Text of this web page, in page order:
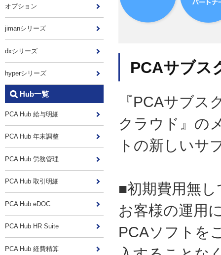
オプション
jimanシリーズ
dxシリーズ
hyperシリーズ
Hub一覧
PCA Hub 給与明細
PCA Hub 年末調整
PCA Hub 労務管理
PCA Hub 取引明細
PCA Hub eDOC
PCA Hub HR Suite
PCA Hub 経費精算
PCAサブス
『PCAサブス
クラウド』の
トの新しいサ
■初期費用無
お客様の運用
PCAソフトを